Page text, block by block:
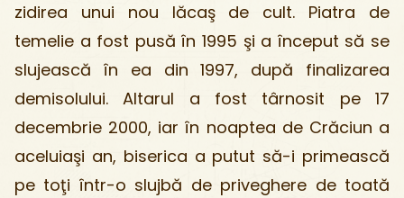
zidirea unui nou lăcaş de cult. Piatra de
temelie a fost pusă în 1995 şi a început să se
slujească în ea din 1997, după finalizarea
demisolului. Altarul a fost târnosit pe 17
decembrie 2000, iar în noaptea de Crăciun a
aceluiaşi an, biserica a putut să-i primească
pe toţi într-o slujbă de priveghere de toată